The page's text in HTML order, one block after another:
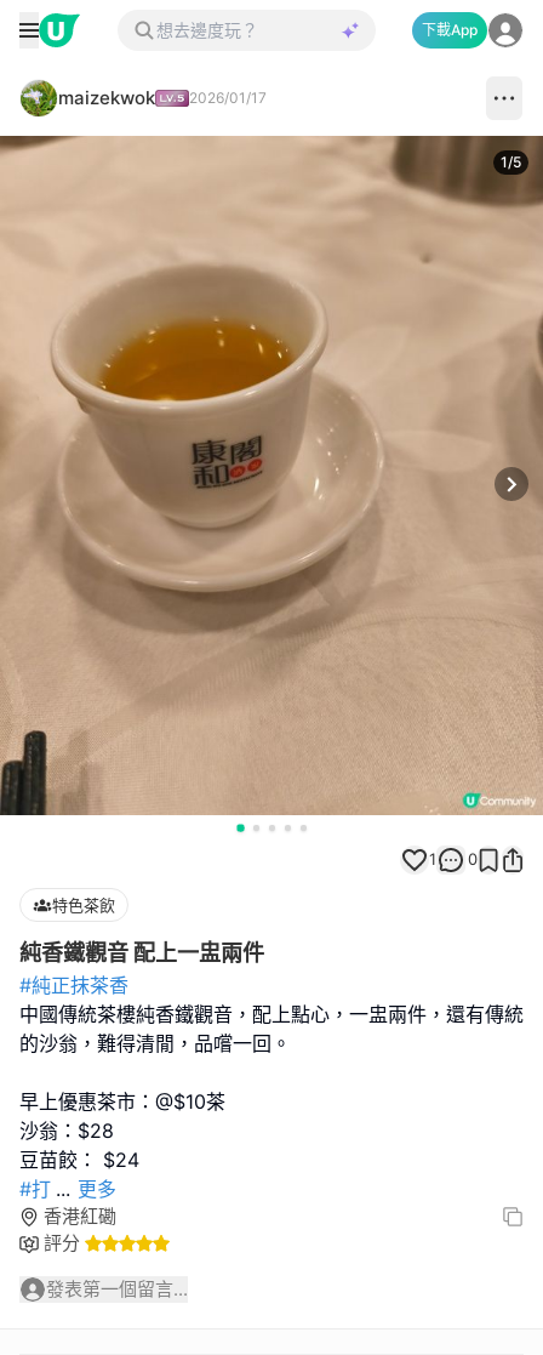
下載App
maizekwok 2026/01/17
1/5
1 0
特色茶飲
純香鐵觀音 配上一盅兩件
#純正抹茶香
中國傳統茶樓純香鐵觀音，配上點心，一盅兩件，還有傳統
的沙翁，難得清閒，品嚐一回。
早上優惠茶市：@$10茶
沙翁：$28
#打 ... 更多
香港紅磡
評分
發表第一個留言...